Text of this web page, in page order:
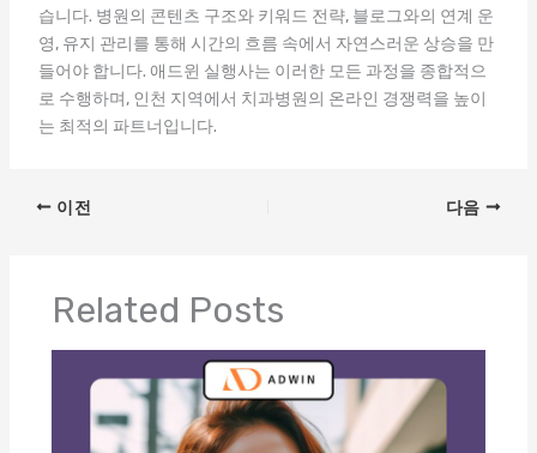
습니다. 병원의 콘텐츠 구조와 키워드 전략, 블로그와의 연계 운
영, 유지 관리를 통해 시간의 흐름 속에서 자연스러운 상승을 만
들어야 합니다. 애드윈 실행사는 이러한 모든 과정을 종합적으
로 수행하며, 인천 지역에서 치과병원의 온라인 경쟁력을 높이
는 최적의 파트너입니다.
이전 다음
Related Posts